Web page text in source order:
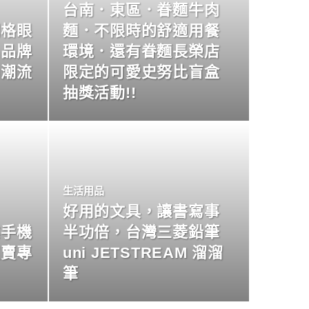
眼
牌
流
台南．東區．眷麵牛肉
麵．不限時的舒適用餐
環境．還有眷麵長榮店
限定的可愛史努比盲盒
抽獎活動!!
機
專
生活用品
好用的文具，讓書寫事
半功倍，台灣三菱鉛筆
uni JETSTREAM 溜溜
筆